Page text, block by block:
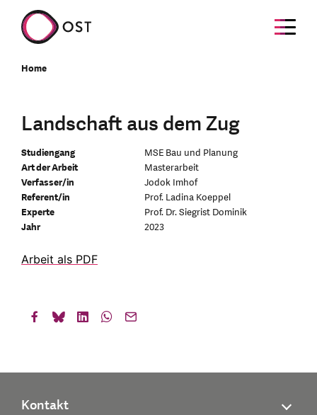
Home
Landschaft aus dem Zug
Studiengang
MSE Bau und Planung
Art der Arbeit
Masterarbeit
Verfasser/in
Jodok Imhof
Referent/in
Prof. Ladina Koeppel
Experte
Prof. Dr. Siegrist Dominik
Jahr
2023
Arbeit als PDF
Kontakt